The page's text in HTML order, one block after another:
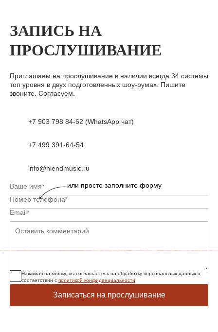
ЗАПИСЬ НА
ПРОСЛУШИВАНИЕ
Приглашаем на прослушивание в наличии всегда 34 системы
топ уровня в двух подготовленных шоу-румах. Пишите
звоните. Согласуем.
+7 903 798 84-62 (WhatsApp чат)
+7 499 391-64-54
info@hiendmusic.ru
Нажимая на кнопку, вы соглашаетесь на обработку персональных данных в
соответствии с политикой конфиденциальности
Записаться на прослушивание
или просто заполните форму